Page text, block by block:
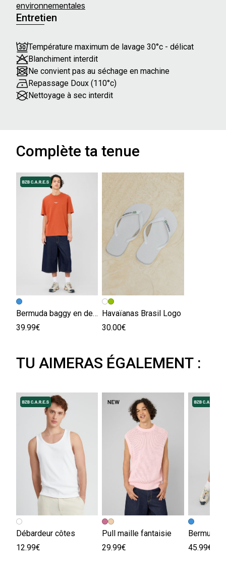
environnementales
Entretien
Température maximum de lavage 30°c - délicat
Blanchiment interdit
Ne convient pas au séchage en machine
Repassage Doux (110°c)
Nettoyage à sec interdit
Complète ta tenue
Bermuda baggy en denim
39.99€
Havaïanas Brasil Logo
30.00€
TU AIMERAS ÉGALEMENT :
Débardeur côtes
12.99€
Pull maille fantaisie
29.99€
45.99€